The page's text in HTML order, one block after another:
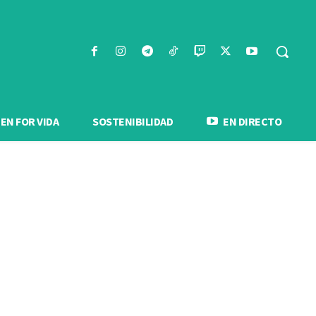
FOR VIDA SOSTENIBILIDAD EN DIRECTO